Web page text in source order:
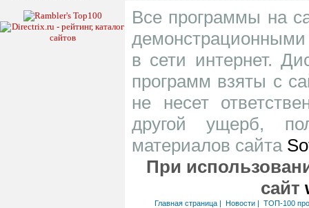
Все программы на
в сети интернет.
программ взяты с
не несет
другой ущерб,
материалов сайта
При
сайт
Главная страница| Новости| ТОП-100